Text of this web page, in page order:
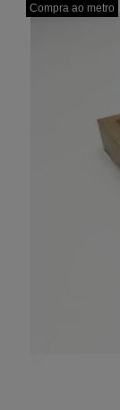
Compra ao metro
Compra ao metro
Compra ao metro